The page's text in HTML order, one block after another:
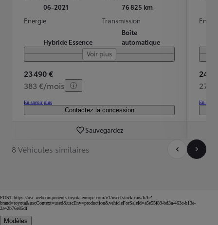
06-2021
76 825 km
Energie
Hybride Essence
Transmission
Boîte
automatique
Voir plus
23 490 €
383 €/mois
En savoir plus
Contactez la concession
Sauvegardez
24
275
En
8 Véhicules similaires
POST https://usc-webcomponents.toyota-europe.com/v1/used-stock-cars/fr/fr?
brand=toyota&uscContext=used&uscEnv=production&vehicleForSaleId=a5e55f89-bd3a-463c-b13e-
2a42b76e85df
Modèles